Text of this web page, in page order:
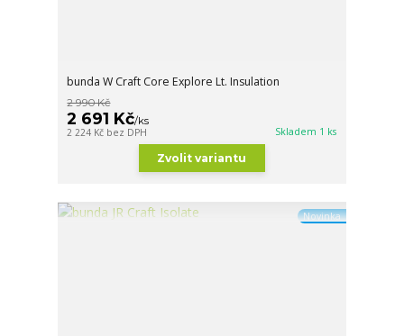
bunda W Craft Core Explore Lt. Insulation
2 990 Kč
2 691 Kč/ks
2 224 Kč bez DPH Skladem 1 ks
Zvolit variantu
Novinka